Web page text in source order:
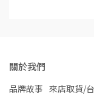
關於我們
品牌故事 來店取貨/